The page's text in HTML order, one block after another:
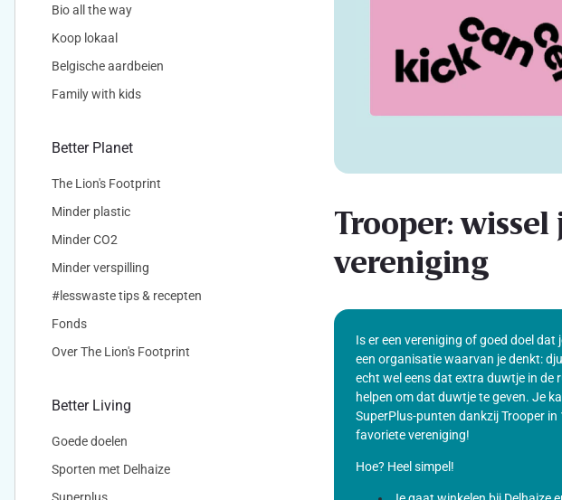
Bio all the way
Koop lokaal
Belgische aardbeien
Family with kids
Better Planet
The Lion's Footprint
Minder plastic
Minder CO2
Minder verspilling
#lesswaste tips & recepten
Fonds
Over The Lion's Footprint
Better Living
Goede doelen
Sporten met Delhaize
Trooper:
vereniging
Is er een vereniging of goed doel dat
een organisatie waarvan je denkt:
echt wel eens dat extra duwtje in de
helpen om dat duwtje te geven. Je
SuperPlus-punten dankzij Trooper in
favoriete vereniging!
Hoe? Heel simpel!